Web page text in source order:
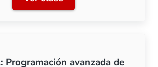
Programación avanzada de